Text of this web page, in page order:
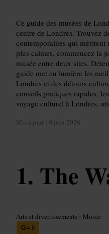
Ce guide des musées de
centre de Londres. Trouvez
contemporaines qui méritent
plus calmes, commencez la
musée entre deux sites.
guide met en lumière les
Londres et des détours
conseils pratiques rapides,
voyage culturel à Londres,
Mis à jour 10 juin 2026
The
Arts et divertissements • Musée
4,8